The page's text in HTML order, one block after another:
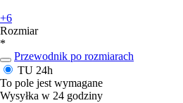
+6
Rozmiar
*
Przewodnik po rozmiarach
TU 24h
To pole jest wymagane
Wysyłka w 24 godziny